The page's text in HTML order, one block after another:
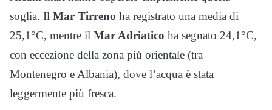
soglia. Il Mar Tirreno ha registrato una media di
25,1°C, mentre il Mar Adriatico ha segnato 24,1°C,
con eccezione della zona più orientale (tra
Montenegro e Albania), dove l’acqua è stata
leggermente più fresca.